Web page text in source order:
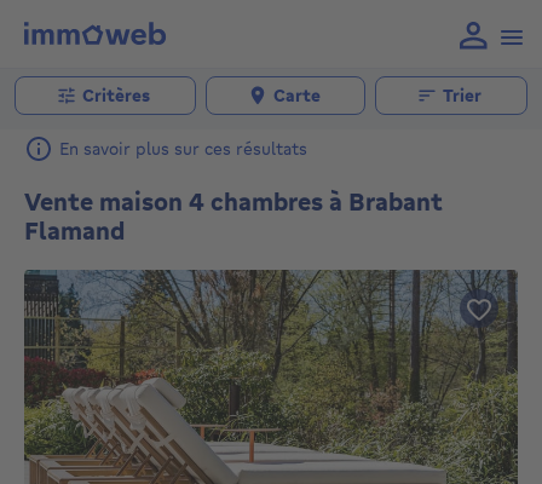
Critères Carte Trier
En savoir plus sur ces résultats
Vente maison 4 chambres à Brabant
Flamand